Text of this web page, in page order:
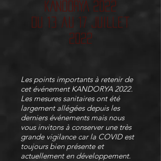
KANDORYA 2022
du 13 au 17 Juillet
2022
Les points importants à retenir de
cet événement KANDORYA 2022.
Les mesures sanitaires ont été
largement allégées depuis les
derniers événements mais nous
vous invitons à conserver une très
grande vigilance car la COVID est
toujours bien présente et
actuellement en développement.